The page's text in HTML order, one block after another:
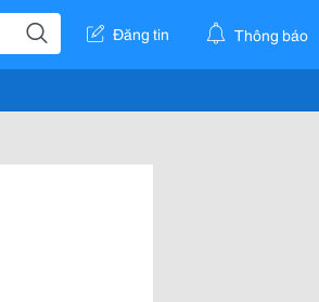
Đăng tin Thông báo